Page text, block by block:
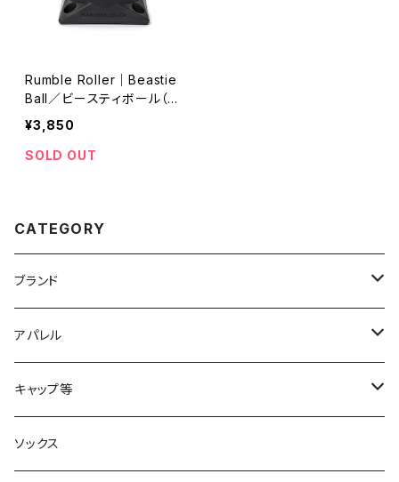
Rumble Roller｜Beastie
Ball／ビースティボール（ソ
フトフォーム・白／クリア）
¥3,850
SOLD OUT
CATEGORY
ブランド
2XU
acu Products
AILEY
アパレル
トップス
ボトムス
キャップ等
キャップ・ハット
ソックス